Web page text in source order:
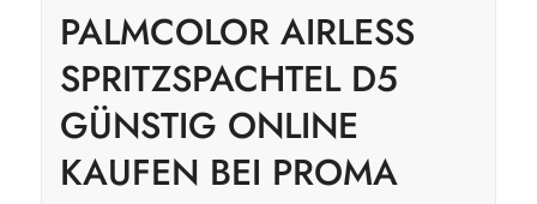
PALMCOLOR AIRLESS
SPRITZSPACHTEL D5
GÜNSTIG ONLINE
KAUFEN BEI PROMA